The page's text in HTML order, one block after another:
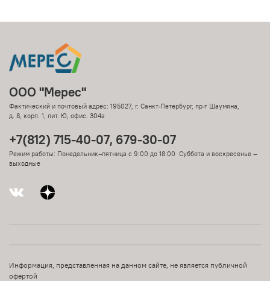
ООО "Мерес"
Фактический и почтовый адрес: 195027, г. Санкт-Петербург, пр-т Шаумяна,
д. 8, корп. 1, лит. Ю, офис. 304а
+7(812) 715-40-07, 679-30-07
Режим работы: Понедельник–пятница с 9:00 до 18:00 Суббота и воскресенье —
выходные
Информация, представленная на данном сайте, не является публичной
офертой